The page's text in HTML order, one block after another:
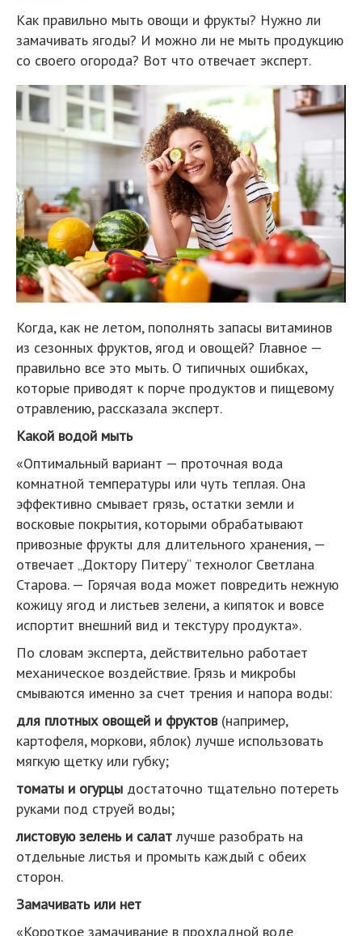
Как правильно мыть овощи и фрукты? Нужно ли
замачивать ягоды? И можно ли не мыть продукцию
со своего огорода? Вот что отвечает эксперт.
Когда, как не летом, пополнять запасы витаминов
из сезонных фруктов, ягод и овощей? Главное —
правильно все это мыть. О типичных ошибках,
которые приводят к порче продуктов и пищевому
отравлению, рассказала эксперт.
Какой водой мыть
«Оптимальный вариант — проточная вода
комнатной температуры или чуть теплая. Она
эффективно смывает грязь, остатки земли и
восковые покрытия, которыми обрабатывают
привозные фрукты для длительного хранения, —
отвечает „Доктору Питеру“ технолог Светлана
Старова. — Горячая вода может повредить нежную
кожицу ягод и листьев зелени, а кипяток и вовсе
испортит внешний вид и текстуру продукта».
По словам эксперта, действительно работает
механическое воздействие. Грязь и микробы
смываются именно за счет трения и напора воды:
для плотных овощей и фруктов(например,
картофеля, моркови, яблок) лучше использовать
мягкую щетку или губку;
томаты и огурцы достаточно тщательно потереть
руками под струей воды;
листовую зелень и салатлучше разобрать на
отдельные листья и промыть каждый с обеих
сторон.
Замачивать или нет
«Короткое замачивание в прохладной воде